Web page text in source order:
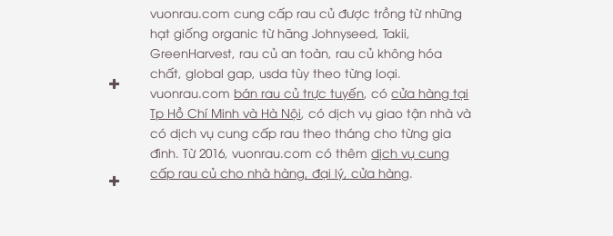
vuonrau.com cung cấp rau củ được trồng từ những
hạt giống organic từ hãng Johnyseed, Takii,
GreenHarvest, rau củ an toàn, rau củ không hóa
chất, global gap, usda tùy theo từng loại.
vuonrau.com bán rau củ trực tuyến, cócửa hàng tại
Tp Hồ Chí Minh và Hà Nội, có dịch vụ giao tận nhà và
có dịch vụ cung cấp rau theo tháng cho từng gia
đình. Từ 2016, vuonrau.com có thêmdịch vụ cung
cấp rau củ cho nhà hàng, đại lý, cửa hàng.